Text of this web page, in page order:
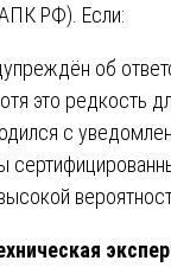
РФ). Если:
об
это редкость
с